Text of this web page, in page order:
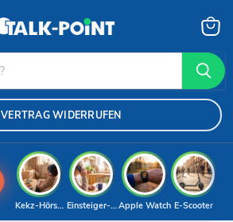
VERTRAG WIDERRUFEN
E-Scooter
Apple Watch
Einsteiger-Handy
Kekz-Hörspiele